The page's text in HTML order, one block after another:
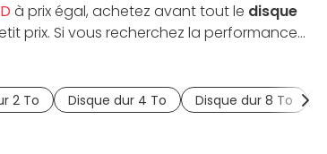
à prix égal, achetez avant tout le disque
prix. Si vous recherchez la performance
et datacenters. Aux connecteurs SATA,
2 To Disque dur 4 To Disque dur 8 To